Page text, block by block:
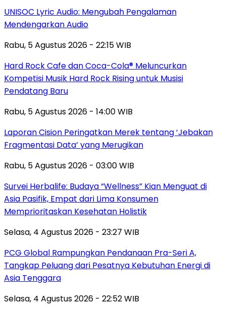
UNISOC Lyric Audio: Mengubah Pengalaman
Mendengarkan Audio
Rabu, 5 Agustus 2026 - 22:15 WIB
Hard Rock Cafe dan Coca-Cola® Meluncurkan
Kompetisi Musik Hard Rock Rising untuk Musisi
Pendatang Baru
Rabu, 5 Agustus 2026 - 14:00 WIB
Laporan Cision Peringatkan Merek tentang ‘Jebakan
Fragmentasi Data’ yang Merugikan
Rabu, 5 Agustus 2026 - 03:00 WIB
Survei Herbalife: Budaya “Wellness” Kian Menguat di
Asia Pasifik, Empat dari Lima Konsumen
Memprioritaskan Kesehatan Holistik
Selasa, 4 Agustus 2026 - 23:27 WIB
PCG Global Rampungkan Pendanaan Pra-Seri A,
Tangkap Peluang dari Pesatnya Kebutuhan Energi di
Asia Tenggara
Selasa, 4 Agustus 2026 - 22:52 WIB